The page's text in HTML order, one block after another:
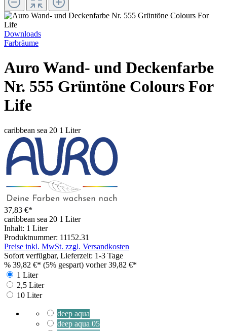
Downloads
Farbräume
Auro Wand- und Deckenfarbe
Nr. 555 Grüntöne Colours For
Life
caribbean sea 20 1 Liter
37,83 €*
caribbean sea 20 1 Liter
Inhalt: 1 Liter
Produktnummer: 11152.31
Preise inkl. MwSt. zzgl. Versandkosten
Sofort verfügbar, Lieferzeit: 1-3 Tage
% 39,82 €* (5% gespart) vorher 39,82 €*
1 Liter
2,5 Liter
10 Liter
deep aqua
deep aqua 05